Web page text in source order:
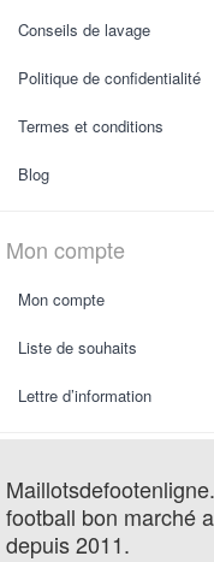
Conseils de lavage
Politique de confidentialité
Termes et conditions
Blog
Mon compte
Mon compte
Liste de souhaits
Lettre d’information
football bon marché
depuis 2011.